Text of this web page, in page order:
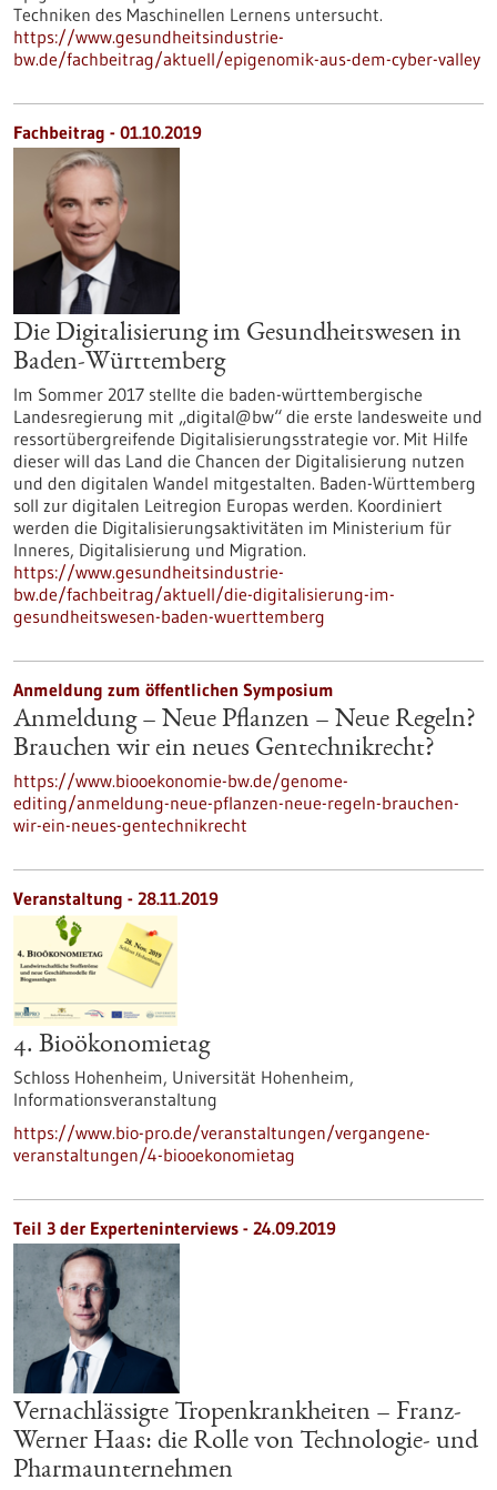
Techniken des Maschinellen Lernens untersucht.
https://www.gesundheitsindustrie-
bw.de/fachbeitrag/aktuell/epigenomik-aus-dem-cyber-valley
Fachbeitrag - 01.10.2019
Die Digitalisierung im Gesundheitswesen in
Baden-Württemberg
Im Sommer 2017 stellte die baden-württembergische
Landesregierung mit „digital@bw“ die erste landesweite und
ressortübergreifende Digitalisierungsstrategie vor. Mit Hilfe
dieser will das Land die Chancen der Digitalisierung nutzen
und den digitalen Wandel mitgestalten. Baden-Württemberg
soll zur digitalen Leitregion Europas werden. Koordiniert
werden die Digitalisierungsaktivitäten im Ministerium für
Inneres, Digitalisierung und Migration.
https://www.gesundheitsindustrie-
bw.de/fachbeitrag/aktuell/die-digitalisierung-im-
gesundheitswesen-baden-wuerttemberg
Anmeldung zum öffentlichen Symposium
Anmeldung – Neue Pflanzen – Neue Regeln?
Brauchen wir ein neues Gentechnikrecht?
https://www.biooekonomie-bw.de/genome-
editing/anmeldung-neue-pflanzen-neue-regeln-brauchen-
wir-ein-neues-gentechnikrecht
Veranstaltung - 28.11.2019
4. Bioökonomietag
Schloss Hohenheim, Universität Hohenheim,
Informationsveranstaltung
https://www.bio-pro.de/veranstaltungen/vergangene-
veranstaltungen/4-biooekonomietag
Teil 3 der Experteninterviews - 24.09.2019
Vernachlässigte Tropenkrankheiten – Franz-
Werner Haas: die Rolle von Technologie- und
Pharmaunternehmen